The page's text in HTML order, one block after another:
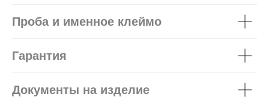
Проба и именное клеймо
Гарантия
Документы на изделие